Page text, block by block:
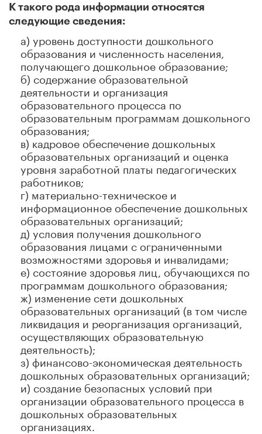
К такого рода информации относятся
следующие сведения:
а) уровень доступности дошкольного
образования и численность населения,
получающего дошкольное образование;
б) содержание образовательной
деятельности и организация
образовательного процесса по
образовательным программам дошкольного
образования;
в) кадровое обеспечение дошкольных
образовательных организаций и оценка
уровня заработной платы педагогических
работников;
г) материально-техническое и
информационное обеспечение дошкольных
образовательных организаций;
д) условия получения дошкольного
образования лицами с ограниченными
возможностями здоровья и инвалидами;
е) состояние здоровья лиц, обучающихся по
программам дошкольного образования;
ж) изменение сети дошкольных
образовательных организаций (в том числе
ликвидация и реорганизация организаций,
осуществляющих образовательную
деятельность);
з) финансово-экономическая деятельность
дошкольных образовательных организаций;
и) создание безопасных условий при
организации образовательного процесса в
дошкольных образовательных
организациях.